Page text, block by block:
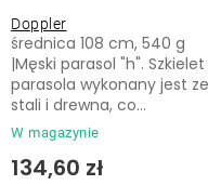
Doppler
W magazynie
134,60 zł
średnica 108 cm, 540 g
|Męski parasol "h". Szkielet
parasola wykonany jest ze
stali i drewna, co...